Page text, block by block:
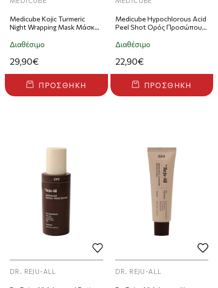
Medicube Kojic Turmeric
Night Wrapping Mask Μάσκα
Διαθέσιμο
29,90€
ΠΡΟΣΘΉΚΗ
Medicube Hypochlorous Acid
Peel Shot Ορός Προσώπου
Διαθέσιμο
22,90€
ΠΡΟΣΘΉΚΗ
DR. REJU-ALL DR. REJU-ALL